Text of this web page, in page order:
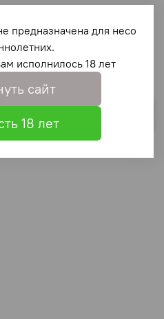
предназначена для несо
исполнилось 18 лет
сайт
18 лет